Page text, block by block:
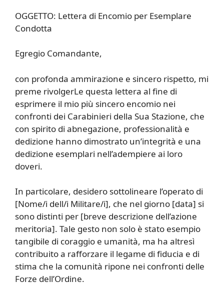
OGGETTO: Lettera di Encomio per Esemplare
Condotta
Egregio Comandante,
con profonda ammirazione e sincero rispetto, mi
preme rivolgerLe questa lettera al fine di
esprimere il mio più sincero encomio nei
confronti dei Carabinieri della Sua Stazione, che
con spirito di abnegazione, professionalità e
dedizione hanno dimostrato un’integrità e una
dedizione esemplari nell’adempiere ai loro
doveri.
In particolare, desidero sottolineare l’operato di
[Nome/i dell/i Militare/i], che nel giorno [data] si
sono distinti per [breve descrizione dell’azione
meritoria]. Tale gesto non solo è stato esempio
tangibile di coraggio e umanità, ma ha altresì
contribuito a rafforzare il legame di fiducia e di
stima che la comunità ripone nei confronti delle
Forze dell’Ordine.